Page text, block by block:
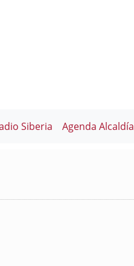
Siberia Agenda Alcaldía